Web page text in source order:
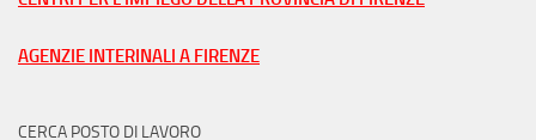
AGENZIE INTERINALI A FIRENZE
CERCA POSTO DI LAVORO